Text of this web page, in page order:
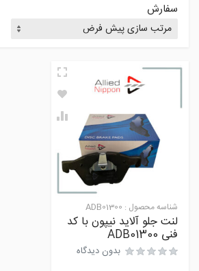
سفارش
شناسه محصول : ADB01300
لنت جلو آلاید نیپون با کد
فنی ADB01300
بدون دیدگاه